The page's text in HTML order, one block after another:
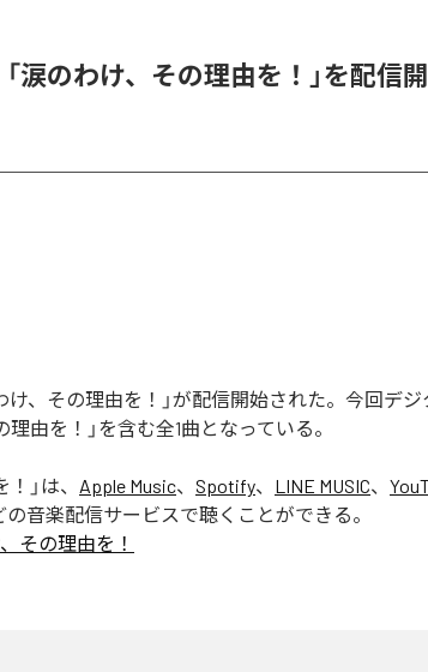
「涙のわけ、その理由を！」を配信
わけ、その理由を！」が配信開始された。今回デ
由を！」を含む全1曲となっている。
」は、 Apple Music、 Spotify、 LINE MUSIC、
の音楽配信サービスで聴くことができる。
その理由を！